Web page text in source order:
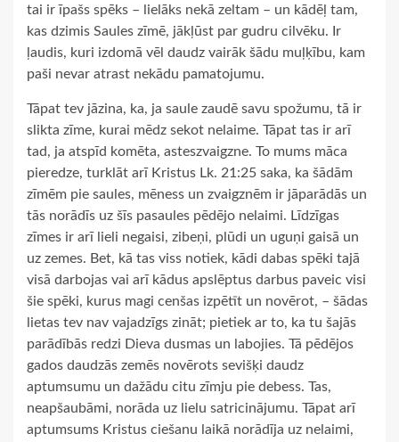
tai ir īpašs spēks – lielāks nekā zeltam – un kādēļ tam,
kas dzimis Saules zīmē, jākļūst par gudru cilvēku. Ir
ļaudis, kuri izdomā vēl daudz vairāk šādu muļķību, kam
paši nevar atrast nekādu pamatojumu.
Tāpat tev jāzina, ka, ja saule zaudē savu spožumu, tā ir
slikta zīme, kurai mēdz sekot nelaime. Tāpat tas ir arī
tad, ja atspīd komēta, asteszvaigzne. To mums māca
pieredze, turklāt arī Kristus Lk. 21:25 saka, ka šādām
zīmēm pie saules, mēness un zvaigznēm ir jāparādās un
tās norādīs uz šīs pasaules pēdējo nelaimi. Līdzīgas
zīmes ir arī lieli negaisi, zibeņi, plūdi un uguņi gaisā un
uz zemes. Bet, kā tas viss notiek, kādi dabas spēki tajā
visā darbojas vai arī kādus apslēptus darbus paveic visi
šie spēki, kurus magi cenšas izpētīt un novērot, – šādas
lietas tev nav vajadzīgs zināt; pietiek ar to, ka tu šajās
parādībās redzi Dieva dusmas un labojies. Tā pēdējos
gados daudzās zemēs novērots sevišķi daudz
aptumsumu un dažādu citu zīmju pie debess. Tas,
neapšaubāmi, norāda uz lielu satricinājumu. Tāpat arī
aptumsums Kristus ciešanu laikā norādīja uz nelaimi,